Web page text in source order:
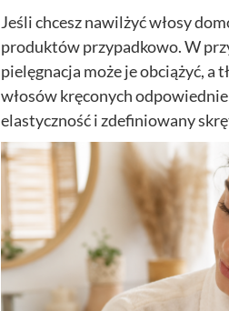
Jeśli chcesz nawilżyć włosy
produktów przypadkowo. W
pielęgnacja może je obciążyć, a
włosów kręconych
elastyczność i zdefiniowany